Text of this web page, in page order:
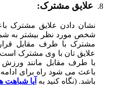
علایق مشترک:
نشان دادن علایق مشترک
شخص مورد نظر بیشتر به
مشترک با طرف مقابل
علایق تان با وی مشترک
با طرف مقابل مانند
باعث می شود راه برای
باشد. (نگاه کنید به آیا شباهت